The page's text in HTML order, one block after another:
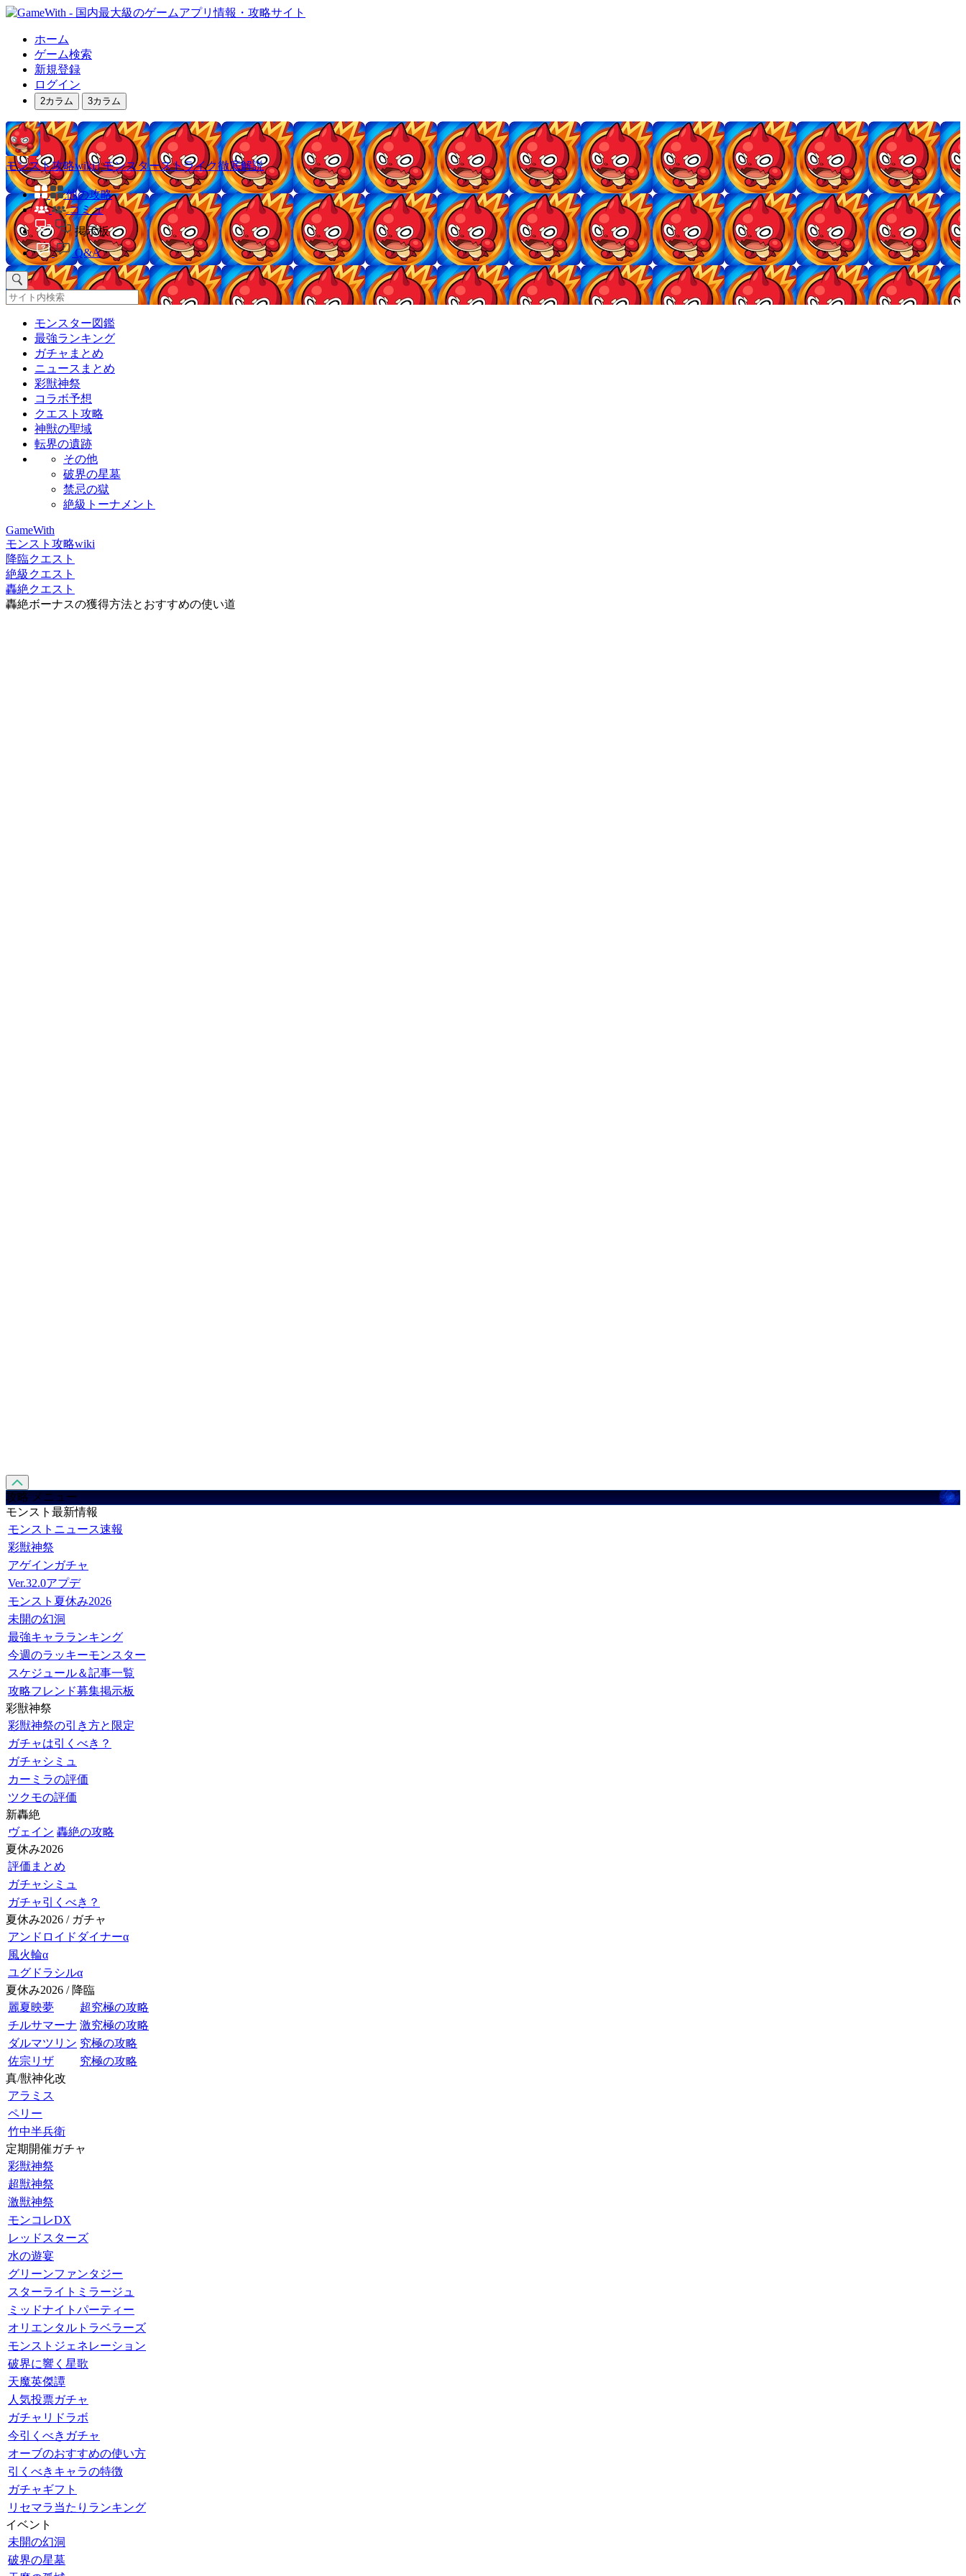
ホーム
ゲーム検索
新規登録
ログイン
2カラム 3カラム
モンスト攻略wiki | モンスターストライク徹底解説
他の攻略
コミュ
掲示板
Q&A
モンスター図鑑
最強ランキング
ガチャまとめ
ニュースまとめ
彩獣神祭
コラボ予想
クエスト攻略
神獣の聖域
転界の遺跡
その他
破界の星墓
禁忌の獄
絶級トーナメント
GameWith
モンスト攻略wiki
降臨クエスト
絶級クエスト
轟絶クエスト
轟絶ボーナスの獲得方法とおすすめの使い道
攻略 メニュー
モンスト最新情報
モンストニュース速報
彩獣神祭
アゲインガチャ
Ver.32.0アプデ
モンスト夏休み2026
未開の幻洞
最強キャラランキング
今週のラッキーモンスター
スケジュール＆記事一覧
攻略フレンド募集掲示板
彩獣神祭
彩獣神祭の引き方と限定
ガチャは引くべき？
ガチャシミュ
カーミラの評価
ツクモの評価
新轟絶
ヴェイン 轟絶の攻略
夏休み2026
評価まとめ
ガチャシミュ
ガチャ引くべき？
夏休み2026 / ガチャ
アンドロイドダイナーα
風火輪α
ユグドラシルα
夏休み2026 / 降臨
麗夏映夢
超究極の攻略
チルサマーナ 激究極の攻略
ダルマツリン 究極の攻略
佐宗リザ
究極の攻略
真/獣神化改
アラミス
ペリー
竹中半兵衛
定期開催ガチャ
彩獣神祭
超獣神祭
激獣神祭
モンコレDX
レッドスターズ
水の遊宴
グリーンファンタジー
スターライトミラージュ
ミッドナイトパーティー
オリエンタルトラベラーズ
モンストジェネレーション
破界に響く星歌
天魔英傑譚
人気投票ガチャ
ガチャリドラボ
今引くべきガチャ
オーブのおすすめの使い方
引くべきキャラの特徴
ガチャギフト
リセマラ当たりランキング
イベント
未開の幻洞
破界の星墓